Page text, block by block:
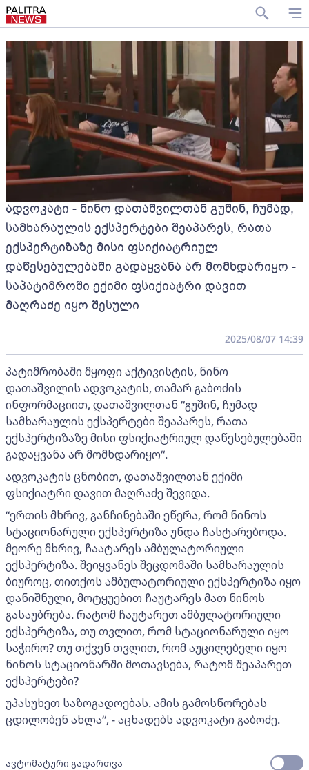
ადვოკატი - ნინო დათაშვილთან გუშინ, ჩუმად,
სამხარაულის ექსპერტები შეაპარეს, რათა
ექსპერტიზაზე მისი ფსიქიატრიულ
დაწესებულებაში გადაყვანა არ მომხდარიყო -
საპატიმროში ექიმი ფსიქიატრი დავით
მაღრაძე იყო შესული
2025/08/07 14:39
პატიმრობაში მყოფი აქტივისტის, ნინო
დათაშვილის ადვოკატის, თამარ გაბოძის
ინფორმაციით, დათაშვილთან “გუშინ, ჩუმად
სამხარაულის ექსპერტები შეაპარეს, რათა
ექსპერტიზაზე მისი ფსიქიატრიულ დაწესებულებაში
გადაყვანა არ მომხდარიყო“.
ადვოკატის ცნობით, დათაშვილთან ექიმი
ფსიქიატრი დავით მაღრაძე შევიდა.
“ერთის მხრივ, განჩინებაში ეწერა, რომ ნინოს
სტაციონარული ექსპერტიზა უნდა ჩასტარებოდა.
მეორე მხრივ, ჩაატარეს ამბულატორიული
ექსპერტიზა. შეიყვანეს შეცდომაში სამხარაულის
ბიუროც, თითქოს ამბულატორიული ექსპერტიზა იყო
დანიშნული, მოტყუებით ჩაუტარეს მათ ნინოს
გასაუბრება. რატომ ჩაუტარეთ ამბულატორიული
ექსპერტიზა, თუ თვლით, რომ სტაციონარული იყო
საჭირო? თუ თქვენ თვლით, რომ აუცილებელი იყო
ნინოს სტაციონარში მოთავსება, რატომ შეაპარეთ
ექსპერტები?
უპასუხეთ საზოგადოებას. ამის გამოსწორებას
ცდილობენ ახლა“, - აცხადებს ადვოკატი გაბოძე.
ავტომატური გადართვა